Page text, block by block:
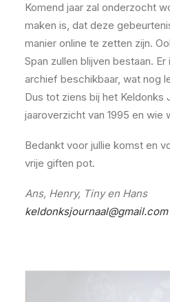
Komend jaar zal onderzocht
maken is, dat deze
manier online te zetten zijn.
Span zullen blijven bestaan.
archief beschikbaar, wat nog
Dus tot ziens bij het Keldonks
jaaroverzicht van 1995 en wie
Bedankt voor jullie komst en
vrije giften pot.
Ans, Henry, Tiny en Hans
keldonksjournaal@gmail.com